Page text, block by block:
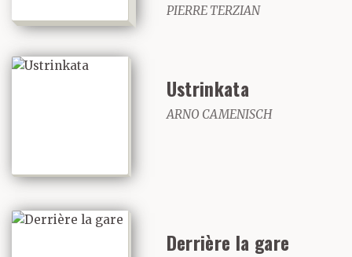
PIERRE TERZIAN
Ustrinkata
ARNO CAMENISCH
Derrière la gare